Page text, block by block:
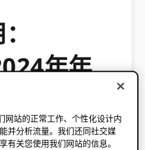
年年
ORCID
网站的正常工作、个性化设计内
并分析流量。我们还同社交媒
有关您使用我们网站的信息。